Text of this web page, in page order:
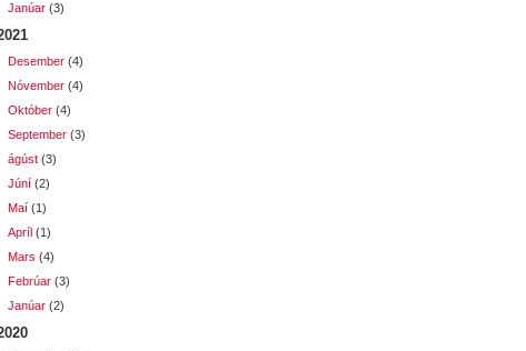
Janúar (3)
Desember (4)
Nóvember (4)
Október (4)
September (3)
ágúst (3)
Júní (2)
Maí (1)
Apríl (1)
Mars (4)
Febrúar (3)
Janúar (2)